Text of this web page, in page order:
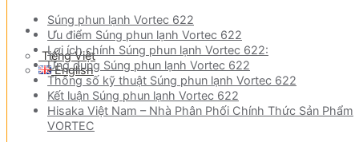
Tiếng Việt
Tiếng Việt
English
Súng phun lạnh Vortec 622
Ưu điểm Súng phun lạnh Vortec 622
Lợi ích chính Súng phun lạnh Vortec 622:
Ứng dụng Súng phun lạnh Vortec 622
Thông số kỹ thuật Súng phun lạnh Vortec 622
Kết luận Súng phun lạnh Vortec 622
Hisaka Việt Nam – Nhà Phân Phối Chính Thức Sản Phẩm
VORTEC